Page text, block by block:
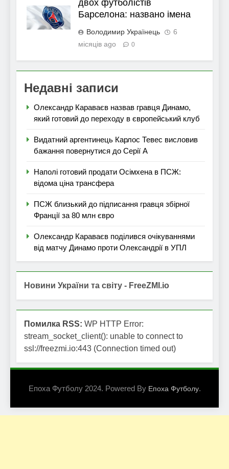
двох футболістів
Барселона: названо імена
Володимир Українець
6
місяців ago
0
Недавні записи
Олександр Караваєв назвав гравця Динамо,
який готовий до переходу в європейський клуб
Видатний аргентинець Карлос Тевес висловив
бажання повернутися до Серії А
Наполі готовий продати Осімхена в ПСЖ:
відома ціна трансфера
ПСЖ близький до підписання гравця збірної
Франції за 80 млн євро
Олександр Караваєв поділився очікуваннями
від матчу Динамо проти Олександрії в УПЛ
Новини України та світу - FreeZMI.io
Помилка RSS: WP HTTP Error:
stream_socket_client(): unable to connect to
ssl://freezmi.io:443 (Connection timed out)
Епоха Футболу 2024. Powered By Епоха Футболу.